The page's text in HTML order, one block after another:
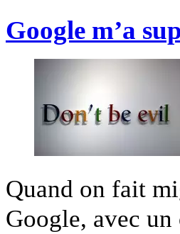
Google m’a
Quand on fait
Google, avec